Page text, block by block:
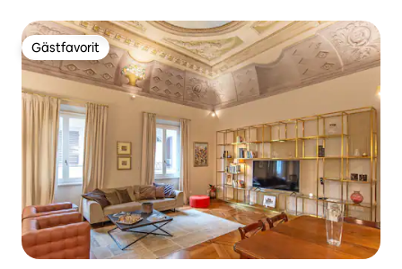
Gästfavorit
Gästfavorit